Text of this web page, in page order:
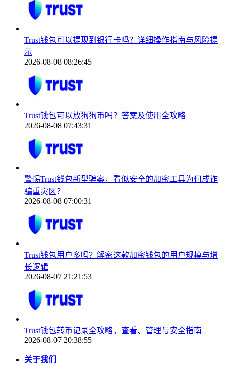
Trust钱包可以提现到银行卡吗？详细操作指南与风险提
示
2026-08-08 08:26:45
Trust钱包可以放狗狗币吗？答案及使用全攻略
2026-08-08 07:43:31
警惕Trust钱包新型骗案，看似安全的加密工具为何成诈
骗重灾区？
2026-08-08 07:00:31
Trust钱包用户多吗？解密这款加密钱包的用户规模与增
长逻辑
2026-08-07 21:21:53
Trust钱包转币记录全攻略，查看、管理与安全指南
2026-08-07 20:38:55
关于我们